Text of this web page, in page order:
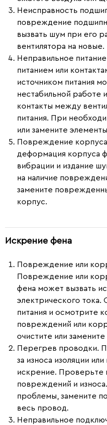
Неисправность
повреждение
вызвать шум при его
вентилятора на новые.
Неправильное
питанием или
источником питания
нестабильной работе
контакты между
питания. При
или замените
Повреждение
деформация корпуса
вибрации и издание
на наличие
замените
корпус.
Искрение фена
Повреждение или
Повреждение или
фена может вызвать
электрического тока.
питания и осмотрите
повреждений или
очистите или замените
Перегрев проводки.
за износа изоляции
искрение. Проверьте
повреждений и
проблемы, замените
весь провод.
Неправильное